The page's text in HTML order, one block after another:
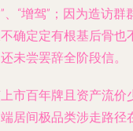
、“增驾”；因为造访
确定定有根基后骨也
未尝罢辞全阶段信。
市百年牌且资产流价
居间极品类涉走路径